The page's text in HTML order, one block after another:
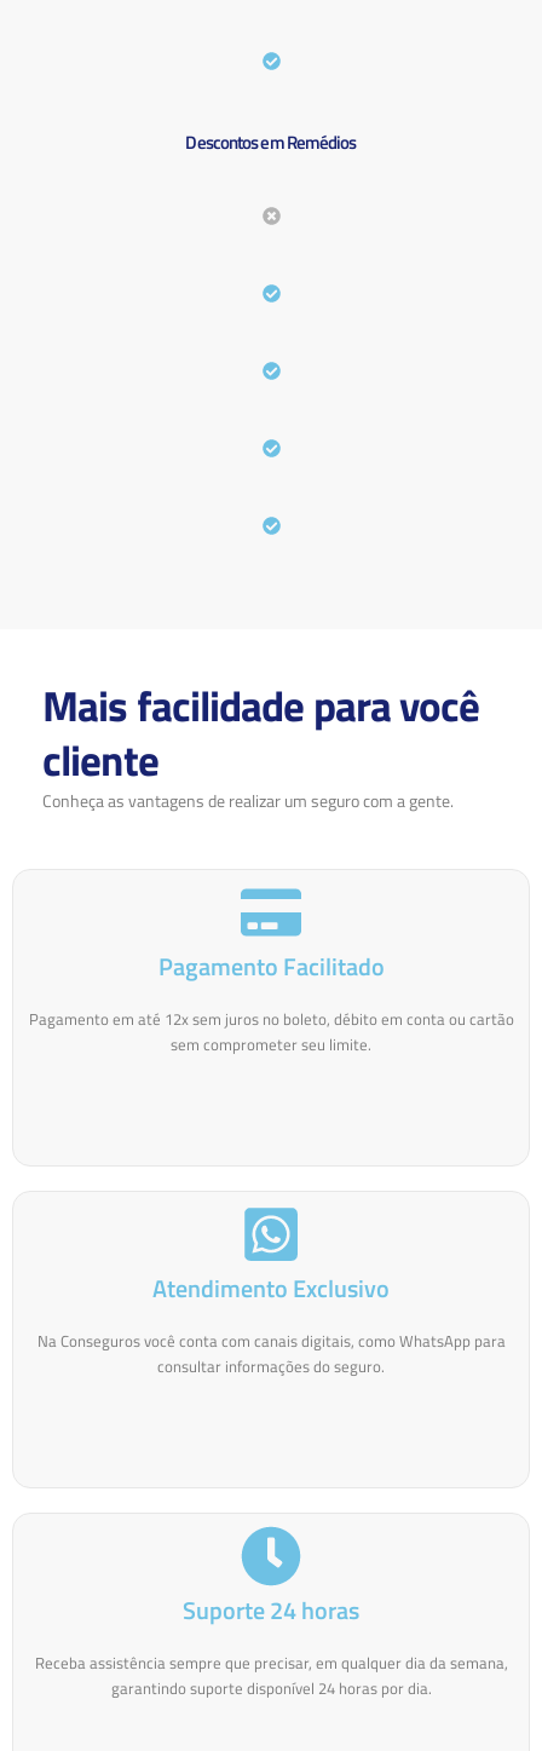
Descontos em Remédios
Mais facilidade para você
cliente
Conheça as vantagens de realizar um seguro com a gente.
Pagamento Facilitado
Pagamento em até 12x sem juros no boleto, débito em conta ou cartão
sem comprometer seu limite.
Atendimento Exclusivo
Na Conseguros você conta com canais digitais, como WhatsApp para
consultar informações do seguro.
Suporte 24 horas
Receba assistência sempre que precisar, em qualquer dia da semana,
garantindo suporte disponível 24 horas por dia.